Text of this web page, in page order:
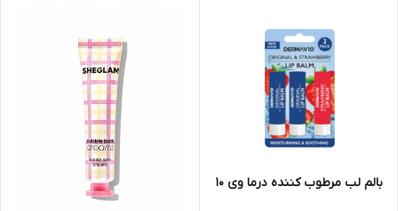
بالم لب مرطوب کننده درما وی ۱۰